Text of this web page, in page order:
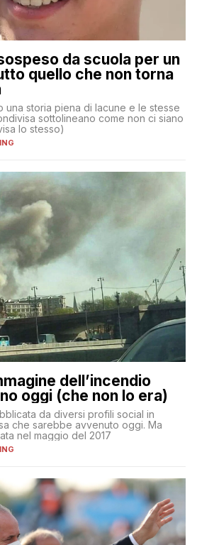
da scuola per un
quello che non torna
una storia piena di lacune e le stesse
sottolineano come non ci siano
lo stesso)
dell’incendio
oggi (che non lo era)
da diversi profili social in
che sarebbe avvenuto oggi. Ma
nel maggio del 2017